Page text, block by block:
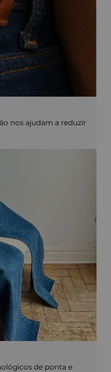
nos ajudam a reduzir
de ponta e